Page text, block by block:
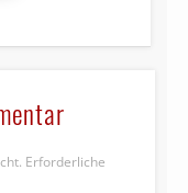
Erforderliche